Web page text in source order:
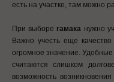
есть на участке, там можно
При выборе гамака нужно
Важно учесть еще
огромное значение. Удобные
считаются слишком
возможность